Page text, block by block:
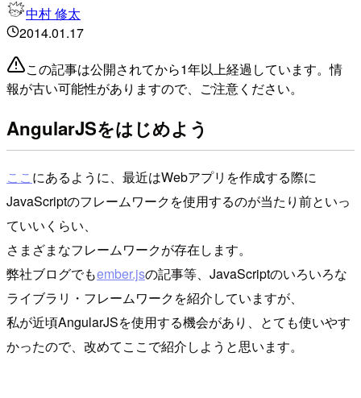
中村 修太
2014.01.17
この記事は公開されてから1年以上経過しています。情
報が古い可能性がありますので、ご注意ください。
AngularJSをはじめよう
ここにあるように、最近はWebアプリを作成する際に
JavaScriptのフレームワークを使用するのが当たり前といっ
ていいくらい、
さまざまなフレームワークが存在します。
弊社ブログでもember.jsの記事等、JavaScriptのいろいろな
ライブラリ・フレームワークを紹介していますが、
私が近頃AngularJSを使用する機会があり、とても使いやす
かったので、改めてここで紹介しようと思います。